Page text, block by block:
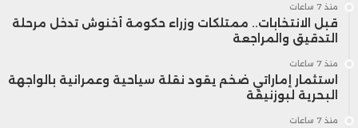
منذ 7 ساعات
قبل الانتخابات.. ممتلكات وزراء حكومة أخنوش تدخل مرحلة
التدقيق والمراجعة
منذ 7 ساعات
استثمار إماراتي ضخم يقود نقلة سياحية وعمرانية بالواجهة
البحرية لبوزنيقة
منذ 7 ساعات